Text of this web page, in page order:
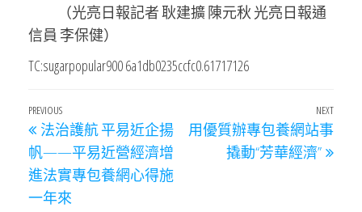
（光亮日報記者 耿建擴 陳元秋 光亮日報通
信員 李保健）
TC:sugarpopular900 6a1db0235ccfc0.61717126
文
章
導
覽
Previous
Post
PREVIOUS
法治護航 平易近企揚
帆——平易近營經濟增
進法實專包養網心得施
一年來
Next
Post
NEXT
用優質辦專包養網站事
撬動“芳華經濟”